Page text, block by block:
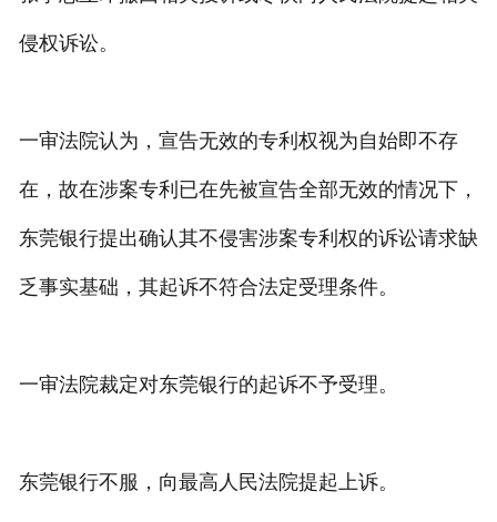
侵权诉讼。
一审法院认为，宣告无效的专利权视为自始即不存
在，故在涉案专利已在先被宣告全部无效的情况下，
东莞银行提出确认其不侵害涉案专利权的诉讼请求缺
乏事实基础，其起诉不符合法定受理条件。
一审法院裁定对东莞银行的起诉不予受理。
东莞银行不服，向最高人民法院提起上诉。